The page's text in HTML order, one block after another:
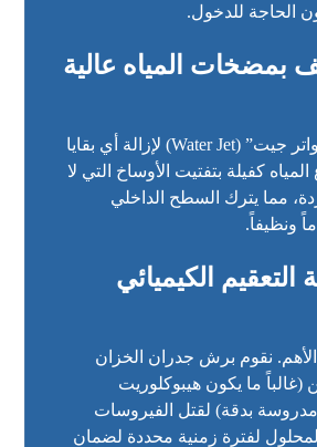
الحاجة للدخول.
بمضخات المياه عالية
نستخدم تقنية “الواتر جيت” (Water Jet) لإزالة أي بقايا
كفيلة بتفتيت الأوساخ التي لا
مما يترك السطح الداخلي
ونظيفاً.
التعقيم الكيميائي
نقوم برش جدران الخزان
(غالباً ما يكون هيبوكلوريت
بدقة) لقتل الفيروسات
المحلول لفترة زمنية محددة لضمان